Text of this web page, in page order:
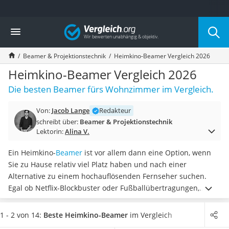
Die beliebtesten Vergleiche nach Kategorie
Elektronik
Powerstation
Monitor 32 Zoll 4K
Fernseher
Drucker
Desktop-PC
Diascanner
Laser-Multifunktionsdrucker
Powerstation mit Solarpanel
Gaming-PC
Soundbar
17-Zoll-Laptop
Satellitenschüssel
Gaming-Headset
Vergleich
Beamer & Projektionstechnik Heimkino-Beamer Vergleich 2026
Heimkino-Beamer Vergleich 2026
Die besten Beamer fürs Wohnzimmer im Vergleich.
Von: Jacob Lange
Redakteur
schreibt über: Beamer & Projektionstechnik
Lektorin:Alina V.
Ein Heimkino-Beamer ist vor allem dann eine Option, wenn
Sie zu Hause relativ viel Platz haben und nach einer
Alternative zu einem hochauflösenden Fernseher suchen.
Egal ob Netflix-Blockbuster oder Fußballübertragungen,
wichtig für das Heimkino-Erlebnis ist einscharfes und helles
Bild. Laut diversen Tests im Internet müssen sich die besten
1 - 2 von 14: Beste Heimkino-Beamer im Vergleich